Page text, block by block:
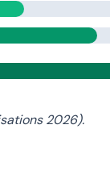
2026).